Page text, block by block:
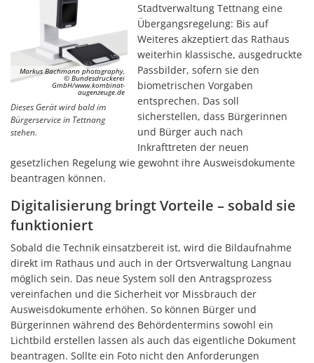
Markus Bachmann photography,
© Bundesdruckerei
GmbH/www.kombinat-
augenzeuge.de
Dieses Gerät wird bald im
Bürgerservice in Tettnang
stehen.
Stadtverwaltung Tettnang eine
Übergangsregelung: Bis auf
Weiteres akzeptiert das Rathaus
weiterhin klassische, ausgedruckte
Passbilder, sofern sie den
biometrischen Vorgaben
entsprechen. Das soll
sicherstellen, dass Bürgerinnen
und Bürger auch nach
Inkrafttreten der neuen
gesetzlichen Regelung wie gewohnt ihre Ausweisdokumente
beantragen können.
Digitalisierung bringt Vorteile – sobald sie
funktioniert
Sobald die Technik einsatzbereit ist, wird die Bildaufnahme
direkt im Rathaus und auch in der Ortsverwaltung Langnau
möglich sein. Das neue System soll den Antragsprozess
vereinfachen und die Sicherheit vor Missbrauch der
Ausweisdokumente erhöhen. So können Bürger und
Bürgerinnen während des Behördentermins sowohl ein
Lichtbild erstellen lassen als auch das eigentliche Dokument
beantragen. Sollte ein Foto nicht den Anforderungen